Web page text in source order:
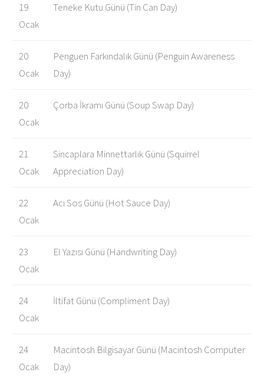
19
Ocak
Teneke Kutu Günü (Tin Can Day)
20
Ocak
Penguen Farkındalık Günü (Penguin Awareness
Day)
20
Ocak
Çorba İkramı Günü (Soup Swap Day)
21
Ocak
Sincaplara Minnettarlık Günü (Squirrel
Appreciation Day)
22
Ocak
Acı Sos Günü (Hot Sauce Day)
23
Ocak
El Yazısı Günü (Handwriting Day)
24
Ocak
İltifat Günü (Compliment Day)
24
Ocak
Macintosh Bilgisayar Günü (Macintosh Computer
Day)